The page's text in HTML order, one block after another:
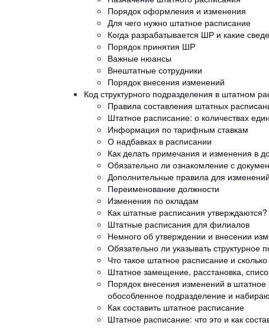
Порядок оформления и изменения
Для чего нужно штатное расписание
Когда разрабатывается ШР и какие
Порядок принятия ШР
Важные нюансы
Внештатные сотрудники
Порядок внесения изменений
Код структурного подразделения в штатном
Правила составления штатных
Штатное расписание: о количествах
Информация по тарифным ставкам
О надбавках в расписании
Как делать примечания и изменения в
Обязательно ли ознакомление с
Дополнительные правила для изменений
Переименование должности
Изменения по окладам
Как штатные расписания утверждаются?
Штатные расписания для филиалов
Немного об утверждении и внесении
Обязательно ли указывать структурное
Что такое штатное расписание и
Штатное замещение, расстановка,
Порядок внесения изменений в штатное
обособленное подразделение и
Как составить штатное расписание
Штатное расписание: что это и как